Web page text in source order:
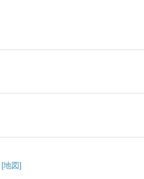
[地図]